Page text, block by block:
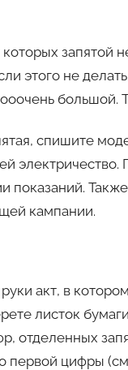
запятой
этого не
большой.
спишите
электричество.
показаний.
кампании.
акт, в
листок
отделенных
первой цифры